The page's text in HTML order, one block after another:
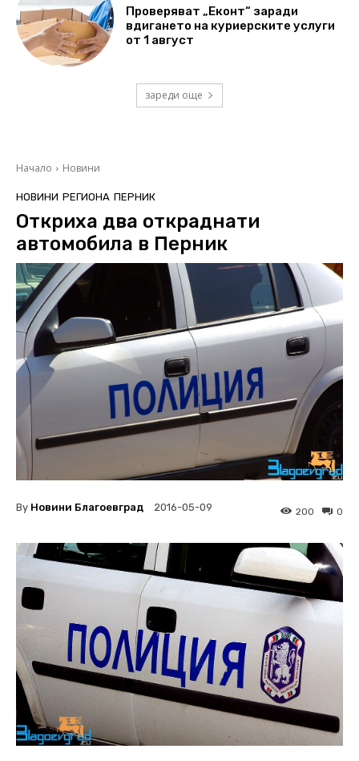
Проверяват „Еконт“ заради
вдигането на куриерските услуги
от 1 август
зареди още